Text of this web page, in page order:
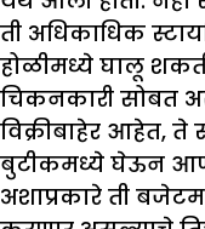
ती अधिकाधिक
होळीमध्ये घालू
चिकनकारी सोबत
विक्रीबाहेर आहेत, ते
बुटीकमध्ये घेऊन
अशाप्रकारे ती